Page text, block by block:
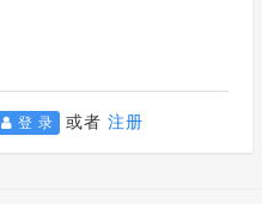
登 录 或者 注册